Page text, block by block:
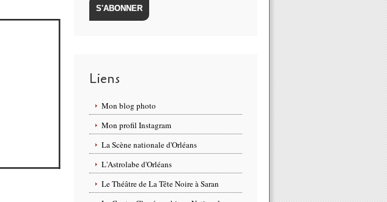
Liens
Mon blog photo
Mon profil Instagram
La Scène nationale d'Orléans
L'Astrolabe d'Orléans
Le Théâtre de La Tête Noire à Saran